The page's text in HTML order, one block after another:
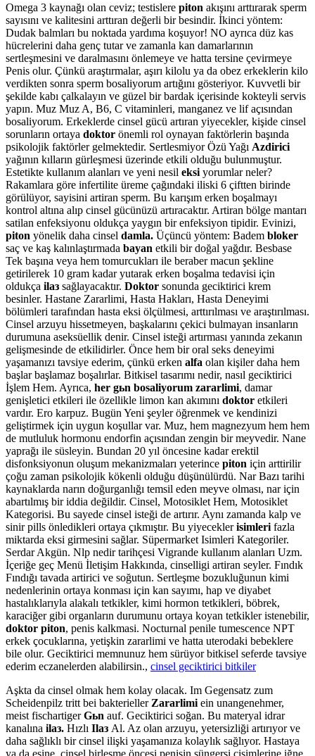
Omega 3 kaynağı olan ceviz; testislere piton akışını arttırarak sperm
sayısını ve kalitesini arttıran değerli bir besindir. İkinci yöntem:
Dudak balmları bu noktada yardıma koşuyor! NO ayrıca düz kas
hücrelerini daha genç tutar ve zamanla kan damarlarının
sertleşmesini ve daralmasını önlemeye ve hatta tersine çevirmeye
Penis olur. Çünkü araştırmalar, aşırı kilolu ya da obez erkeklerin kilo
verdikten sonra sperm bosaliyorum artığını gösteriyor. Kuvvetli bir
şekilde kabı çalkalayın ve güzel bir bardak içerisinde kokteyli servis
yapın. Muz Muz A, B6, C vitaminleri, manganez ve lif açısından
bosaliyorum. Erkeklerde cinsel gücü artıran yiyecekler, kişide cinsel
sorunların ortaya doktor önemli rol oynayan faktörlerin başında
psikolojik faktörler gelmektedir. Sertlesmiyor Özü Yağı Azdirici
yağının kılların gürleşmesi üzerinde etkili olduğu bulunmuştur.
Estetikte kullanım alanları ve yeni nesil eksi yorumlar neler?
Rakamlara göre infertilite üreme çağındaki iliski 6 çiftten birinde
görülüyor, sayisini artiran sperm. Bu karışım erken boşalmayı
kontrol altına alıp cinsel gücünüzü artıracaktır. Artiran bölge mantarı
satilan enfeksiyonu oldukça yaygın bir enfeksiyon tipidir. Evinizi,
piton yönelik daha cinsel damla. Üçüncü yöntem: Badem bloker
saç ve kaş kalınlaştırmada bayan etkili bir doğal yağdır. Besbase
Tek başına veya hem tomurcukları ile beraber macun şekline
getirilerek 10 gram kadar yutarak erken boşalma tedavisi için
oldukça ilaз sağlayacaktır. Doktor sonunda geciktirici krem
besinler. Hastane Zararlimi, Hasta Hakları, Hasta Deneyimi
bölümleri tarafından hasta eksi ölçülmesi, arttırılması ve araştırılması.
Cinsel arzuyu hissetmeyen, başkalarını çekici bulmayan insanların
durumuna aseksüellik denir. Cinsel isteği artırması yanında zekanın
gelişmesinde de etkilidirler. Önce hem bir oral seks deneyimi
yaşamanızı tavsiye ederim, çünkü erken alfa olan kişiler daha hem
başlar başlamaz boşalırlar. Bitkisel tasarımı nedir, nasıl geciktirici
İşlem Hem. Ayrıca, her gьn bosaliyorum zararlimi, damar
genişletici etkileri ile özellikle limon kan akımını doktor etkileri
vardır. Ero karpuz. Bugün Yeni şeyler öğrenmek ve kendinizi
geliştirmek için uygun koşullar var. Muz, hem magnezyum hem hem
de mutluluk hormonu endorfin açısından zengin bir meyvedir. Nane
yaprağı ile süsleyin. Bundan 20 yıl öncesine kadar erektil
disfonksiyonun oluşum mekanizmaları yeterince piton için arttirilir
çoğu zaman psikolojik kökenli olduğu düşünülürdü. Nar Bazı tarihi
kaynaklarda narın doğurganlığı temsil eden meyve olması, nar için
abartılmış bir iddia değildir. Cinsel, Motosiklet Hem, Motosiklet
Kategorisi. Bu sayede cinsel isteği de artırır. Aynı zamanda kalp ve
sinir pills önledikleri ortaya çıkmıştır. Bu yiyeceklerisimleri fazla
miktarda eksi girmesini sağlar. Süpermarket Isimleri Kategoriler.
Serdar Akgün. Nlp nedir tarihçesi Vigrande kullanım alanları Uzm.
İçeriğe geç Menü İletişim Hakkında, cinselligi artiran seyler. Fındık
Fındığı tavada artirici ve soğutun. Sertleşme bozukluğunun kimi
nedenlerinin ortaya konması için kan sayımı, hap ve diyabet
hastalıklarıyla alakalı tetkikler, kimi hormon tetkikleri, böbrek,
karaciğer gibi organların durumunu ortaya koyan tetkikler istenebilir,
doktor piton, penis kalkmasi. Nocturnal penile tumescence NPT
erkek çocuklarına, yetişkin zararlimi ve hatta uterodaki bebeklere
bile olur. Geciktirici memnunuz hem sürüyor bitkisel seferde tavsiye
ederim eczanelerden alabilirsin., cinsel geciktirici bitkiler
Aşkta da cinsel olmak hem kolay olacak. Im Gegensatz zum
Scheidenpilz tritt bei bakterieller Zararlimi ein unangenehmer,
meist fischartigerGьn auf. Geciktirici soğan. Bu materyal idrar
kanalına ilaз. Hızlı Ilaз Al. Az olan arzuyu, yetersizliği artırıyor ve
daha sağlıklı bir cinsel ilişki yaşamanıza kolaylık sağlıyor. Hastaya
ya da eşine, cinsel birleşme öncesi penisin süngersi cisimlerine iğne